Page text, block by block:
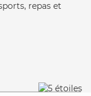
repas et